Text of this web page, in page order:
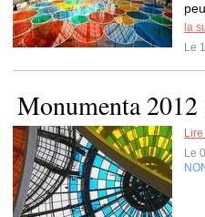
la
Le
Monumenta
Le